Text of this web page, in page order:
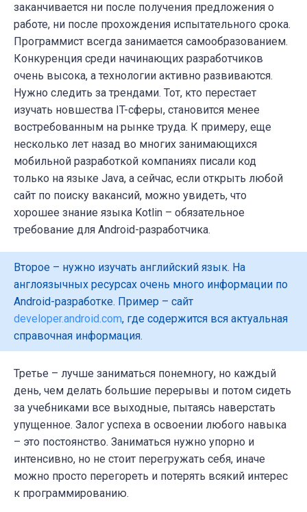
заканчивается ни после получения предложения о
работе, ни после прохождения испытательного срока.
Программист всегда занимается самообразованием.
Конкуренция среди начинающих разработчиков
очень высока, а технологии активно развиваются.
Нужно следить за трендами. Тот, кто перестает
изучать новшества IT-сферы, становится менее
востребованным на рынке труда. К примеру, еще
несколько лет назад во многих занимающихся
мобильной разработкой компаниях писали код
только на языке Java, а сейчас, если открыть любой
сайт по поиску вакансий, можно увидеть, что
хорошее знание языка Kotlin – обязательное
требование для Android-разработчика.
Второе – нужно изучать английский язык. На
англоязычных ресурсах очень много информации по
Android-разработке. Пример – сайт
developer.android.com, где содержится вся актуальная
справочная информация.
Третье – лучше заниматься понемногу, но каждый
день, чем делать большие перерывы и потом сидеть
за учебниками все выходные, пытаясь наверстать
упущенное. Залог успеха в освоении любого навыка
– это постоянство. Заниматься нужно упорно и
интенсивно, но не стоит перегружать себя, иначе
можно просто перегореть и потерять всякий интерес
к программированию.